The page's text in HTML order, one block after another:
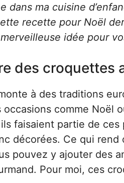
dans ma cuisine
recette pour Noël
idée pour
des croquettes
à des traditions
comme Noël
faisaient partie de ces
décorées. Ce qui rend
pouvez y ajouter des
Pour moi, ces